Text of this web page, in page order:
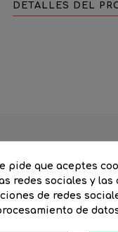
DETALLES DEL
pide que aceptes
redes sociales y
de redes
de